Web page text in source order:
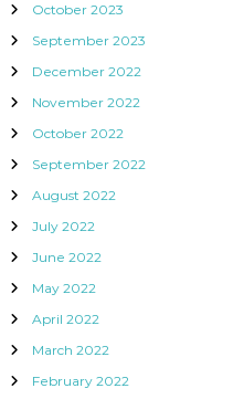
October 2023
September 2023
December 2022
November 2022
October 2022
September 2022
August 2022
July 2022
June 2022
May 2022
April 2022
March 2022
February 2022